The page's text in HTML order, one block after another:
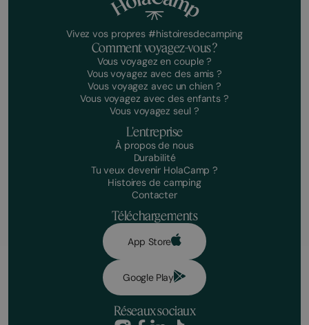
Vivez vos propres #histoiresdecamping
Comment voyagez-vous ?
Vous voyagez en couple ?
Vous voyagez avec des amis ?
Vous voyagez avec un chien ?
Vous voyagez avec des enfants ?
Vous voyagez seul ?
L'entreprise
À propos de nous
Durabilité
Tu veux devenir HolaCamp ?
Histoires de camping
Contacter
Téléchargements
App Store
Google Play
Réseaux sociaux